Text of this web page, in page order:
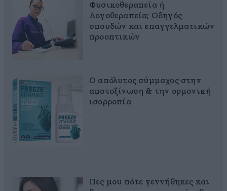
Φυσικοθεραπεία ή
Λογοθεραπεία; Οδηγός
σπουδών και επαγγελματικών
προοπτικών
Ο απόλυτος σύμμαχος στην
αποτοξίνωση & την ορμονική
ισορροπία
Πες μου πότε γεννήθηκες και